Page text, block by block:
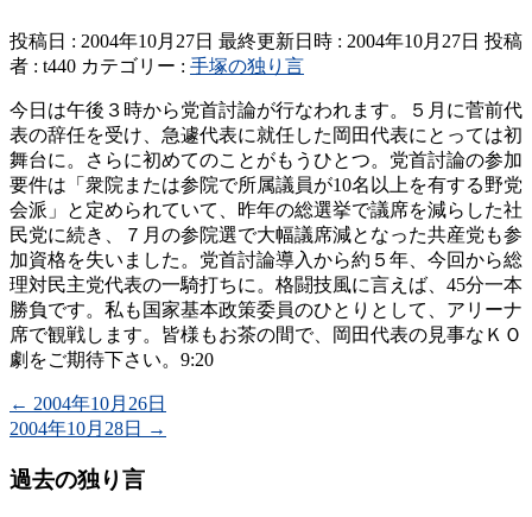
投稿日 : 2004年10月27日 最終更新日時 : 2004年10月27日 投稿
者 : t440 カテゴリー : 手塚の独り言
今日は午後３時から党首討論が行なわれます。５月に菅前代
表の辞任を受け、急遽代表に就任した岡田代表にとっては初
舞台に。さらに初めてのことがもうひとつ。党首討論の参加
要件は「衆院または参院で所属議員が10名以上を有する野党
会派」と定められていて、昨年の総選挙で議席を減らした社
民党に続き、７月の参院選で大幅議席減となった共産党も参
加資格を失いました。党首討論導入から約５年、今回から総
理対民主党代表の一騎打ちに。格闘技風に言えば、45分一本
勝負です。私も国家基本政策委員のひとりとして、アリーナ
席で観戦します。皆様もお茶の間で、岡田代表の見事なＫＯ
劇をご期待下さい。9:20
← 2004年10月26日
2004年10月28日
→
過去の独り言